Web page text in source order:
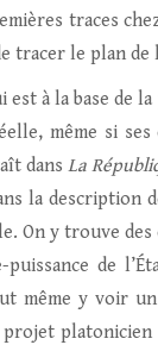
traces
tracer le plan de
est à la base de
même si
dans La
la
On y trouve
de
même y voir
projet